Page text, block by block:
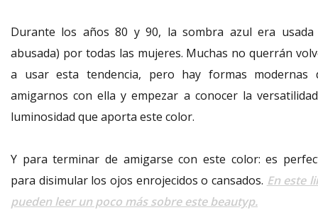
Durante los años 80 y 90, la sombra azul era usada
abusada) por todas las mujeres. Muchas no querrán
a usar esta tendencia, pero hay formas modernas
amigarnos con ella y empezar a conocer la
luminosidad que aporta este color.
Y para terminar de amigarse con este color: es
para disimular los ojos enrojecidos o cansados. En este
pueden leer un poco más sobre este beautyp.